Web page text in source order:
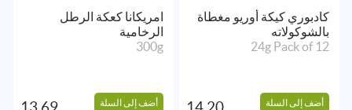
كادبوري كيكة أوريو مغطاة
بالشوكولاته
24g Pack of 12
أضف إلى السلة
امريكانا كعكة الرطل
الرخامية
300g
أضف إلى السلة